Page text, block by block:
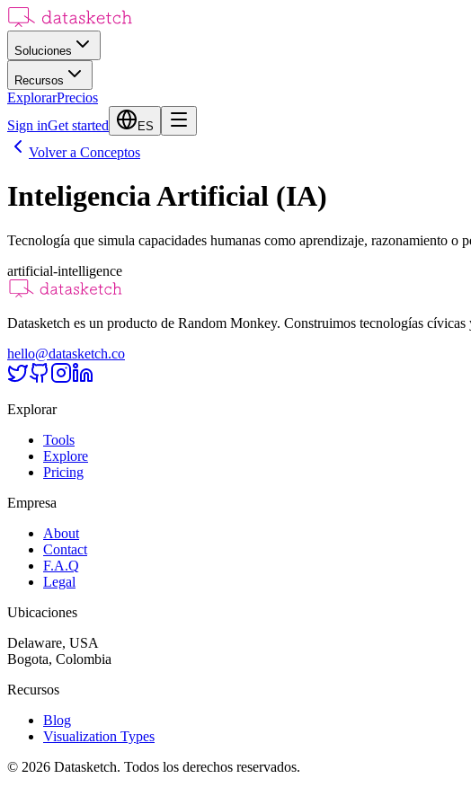
Soluciones
Recursos
ExplorarPrecios
Sign inGet started ES
Volver a Conceptos
Inteligencia Artificial (IA)
Tecnología que simula capacidades humanas como aprendizaje, razonamiento o
artificial-intelligence
Datasketch es un producto de Random Monkey. Construimos tecnologías
hello@datasketch.co
Explorar
Tools
Explore
Pricing
Empresa
About
Contact
F.A.Q
Legal
Ubicaciones
Delaware, USA
Bogota, Colombia
Recursos
Blog
Visualization Types
© 2026 Datasketch. Todos los derechos reservados.